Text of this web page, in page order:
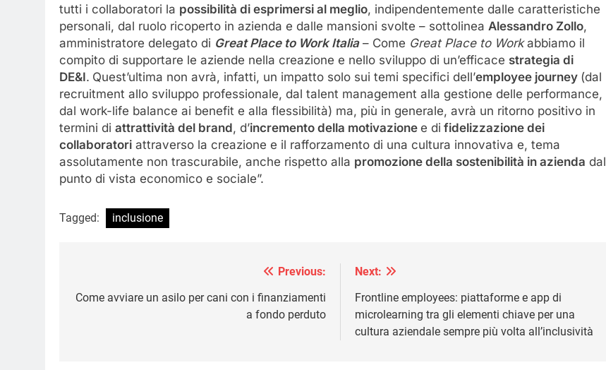
tutti i collaboratori la possibilità di esprimersi al meglio, indipendentemente dalle caratteristiche
personali, dal ruolo ricoperto in azienda e dalle mansioni svolte – sottolinea Alessandro Zollo,
amministratore delegato di Great Place to Work Italia– Come Great Place to Workabbiamo il
compito di supportare le aziende nella creazione e nello sviluppo di un’efficace strategia di
DE&I. Quest’ultima non avrà, infatti, un impatto solo sui temi specifici dell’employee journey (dal
recruitment allo sviluppo professionale, dal talent management alla gestione delle performance,
dal work-life balance ai benefit e alla flessibilità) ma, più in generale, avrà un ritorno positivo in
termini di attrattività del brand, d’incremento della motivazione e di fidelizzazione dei
collaboratori attraverso la creazione e il rafforzamento di una cultura innovativa e, tema
assolutamente non trascurabile, anche rispetto alla promozione della sostenibilità in azienda dal
punto di vista economico e sociale”.
Tagged: inclusione
articoli
Previous:
Come avviare un asilo per cani con i finanziamenti
a fondo perduto
Next:
Frontline employees: piattaforme e app di
microlearning tra gli elementi chiave per una
cultura aziendale sempre più volta all’inclusività